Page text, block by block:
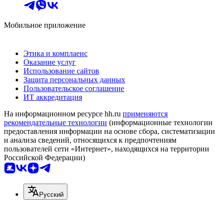
Мобильное приложение
Этика и комплаенс
Оказание услуг
Использование сайтов
Защита персональных данных
Пользовательское соглашение
ИТ аккредитация
На информационном ресурсе hh.ru применяются
рекомендательные технологии (информационные технологии
предоставления информации на основе сбора, систематизации
и анализа сведений, относящихся к предпочтениям
пользователей сети «Интернет», находящихся на территории
Российской Федерации)
Русский